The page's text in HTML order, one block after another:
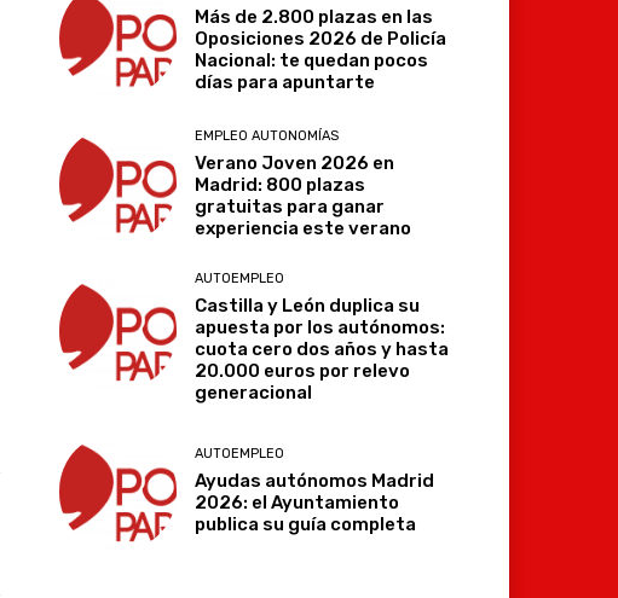
Imprimir Telegram
Más de 2.800 plazas en las
Oposiciones 2026 de Policía
Nacional: te quedan pocos
días para apuntarte
EMPLEO AUTONOMÍAS
Verano Joven 2026 en
Madrid: 800 plazas
gratuitas para ganar
experiencia este verano
AUTOEMPLEO
Castilla y León duplica su
apuesta por los autónomos:
cuota cero dos años y hasta
20.000 euros por relevo
generacional
AUTOEMPLEO
Ayudas autónomos Madrid
2026: el Ayuntamiento
publica su guía completa